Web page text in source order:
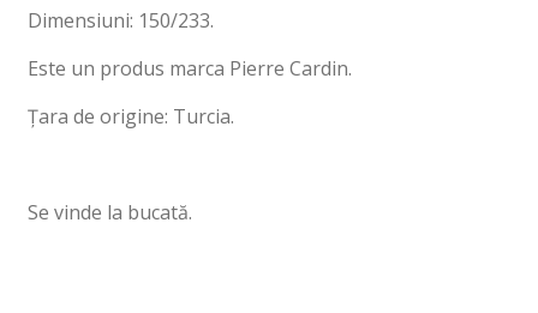
Dimensiuni: 150/233.
Este un produs marca Pierre Cardin.
Țara de origine: Turcia.
Se vinde la bucată.